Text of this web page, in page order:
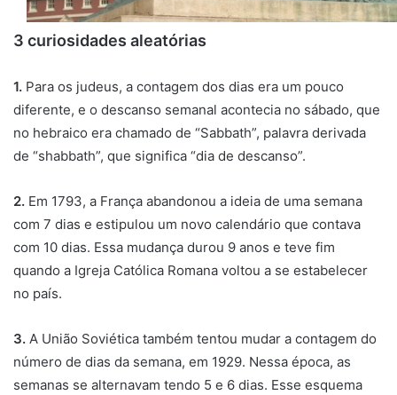
3 curiosidades aleatórias
1. Para os judeus, a contagem dos dias era um pouco
diferente, e o descanso semanal acontecia no sábado, que
no hebraico era chamado de “Sabbath”, palavra derivada
de “shabbath”, que significa “dia de descanso”.
2. Em 1793, a França abandonou a ideia de uma semana
com 7 dias e estipulou um novo calendário que contava
com 10 dias. Essa mudança durou 9 anos e teve fim
quando a Igreja Católica Romana voltou a se estabelecer
no país.
3. A União Soviética também tentou mudar a contagem do
número de dias da semana, em 1929. Nessa época, as
semanas se alternavam tendo 5 e 6 dias. Esse esquema